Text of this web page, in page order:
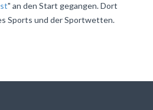
" an den Start gegangen. Dort
Sports und der Sportwetten.